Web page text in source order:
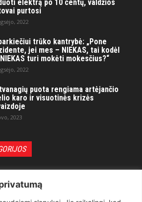
elektrą po 10 centų, valdžios
purtosi
2022
trūko kantrybė: „Pone
jei mes – NIEKAS, tai kodėl
turi mokėti mokesčius?“
2022
puota rengiama artėjančio
karo ir visuotinės krizės
2023